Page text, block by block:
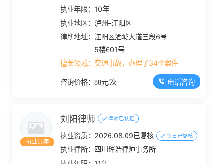
执业年限： 10年
执业地区：泸州–江阳区
律所地址：江阳区酒城大道三段6号
5楼601号
擅长领域： 交通事故，办理了34个案件
咨询价格：88元/次 电话咨询
执业11年
刘阳律师 律师已认证
执业资质： 2026.08.09已复核 今日已复核
执业律所： 四川辉浩律师事务所